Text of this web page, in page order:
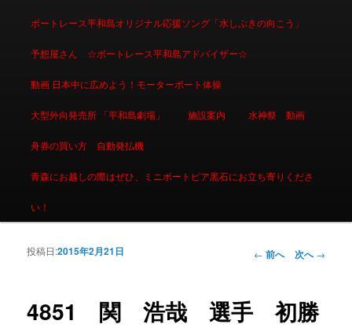
ボートレース平和島オリジナル応援ソング「水しぶきの向こう」
予想屋さん ☆ボートレース平和島アドバイザー☆
動画 日本中に広めよう！モーターボート体操
大型外向発売所 「平和島劇場」 施設案内 水神祭 動画
舟券の買い方 自動発払機
青森にお越しの際はぜひ、ミニボートピア黒石にお立ち寄りくださ
い！
投稿ナビゲーシ
← 前へ 次へ→
4851 関 浩哉 選手 初勝
投稿日:2015年2月21日